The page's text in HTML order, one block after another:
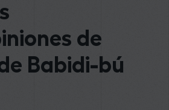
de
Babidi-bú